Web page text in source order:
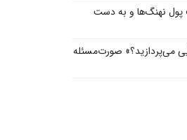
پول‌ نهنگ‌ها و به دست
می‌پردازید؟» صورت‌مسئله